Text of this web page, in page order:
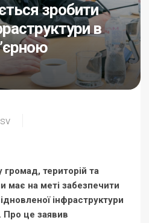
зробити
в
sv
громад, територій та
має на меті забезпечити
інфраструктури
Про це заявив